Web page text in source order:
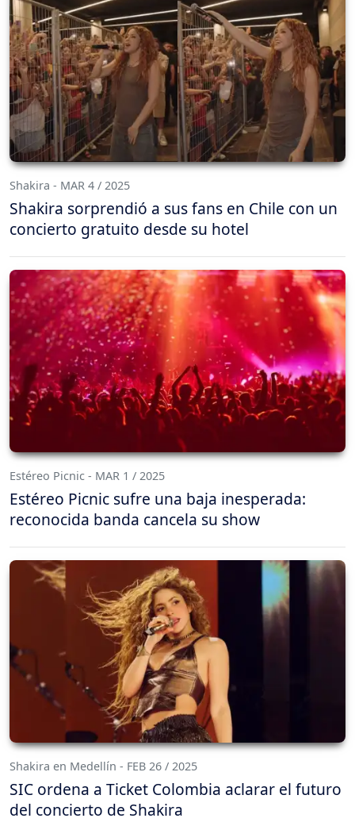
Shakira - MAR 4 / 2025
Shakira sorprendió a sus fans en Chile con un
concierto gratuito desde su hotel
Estéreo Picnic - MAR 1 / 2025
Estéreo Picnic sufre una baja inesperada:
reconocida banda cancela su show
Shakira en Medellín - FEB 26 / 2025
SIC ordena a Ticket Colombia aclarar el futuro
del concierto de Shakira